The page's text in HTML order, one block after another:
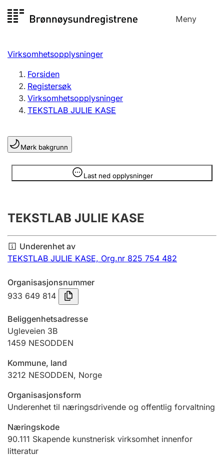
til
Meny
Registersøk
Aksjeselskap
Enkeltpersonforetak
Registrere, endre, slette
Lag og forening
Registrere, endre, slette
Årsregnskap
Innsending og forsinkelsesgebyr
Tinglysing
Jeger
Betaling og jegeravgiftskort
Ektepaktveileder
Andre tema
Virksomhetsopplysninger
Forsiden
Registersøk
Virksomhetsopplysninger
TEKSTLAB JULIE KASE
Mørk bakgrunn
Last ned opplysninger
Opplysninger er skjult
TEKSTLAB JULIE KASE
Underenhet av
TEKSTLAB JULIE KASE, Org.nr 825 754 482
Organisasjonsnummer
933 649 814
Beliggenhetsadresse
Ugleveien 3B
1459 NESODDEN
Kommune, land
3212 NESODDEN, Norge
Organisasjonsform
Underenhet til næringsdrivende og offentlig forvaltning
Næringskode
90.111 Skapende kunstnerisk virksomhet innenfor
litteratur